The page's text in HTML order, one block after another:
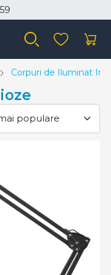
Corpuri de Iluminat